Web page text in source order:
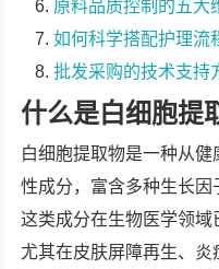
原料品质控制的五大
如何科学搭配护理流
批发采购的技术支持
什么是白细胞提
白细胞提取物是一种从
性成分，富含多种生长因
这类成分在生物医学领域
尤其在皮肤屏障再生、